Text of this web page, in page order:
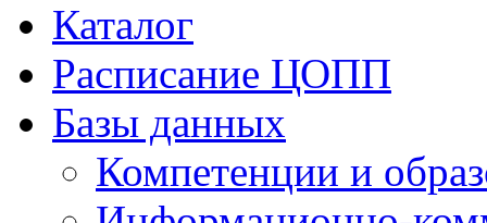
Каталог
Расписание ЦОПП
Базы данных
Компетенции и